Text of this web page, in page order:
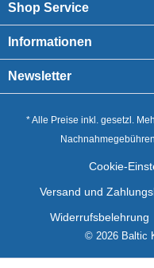
Shop Service
Informationen
Newsletter
* Alle Preise inkl. gesetzl.
Cookie-
Versand und
Widerrufsbelehrung
© 2026 Baltic